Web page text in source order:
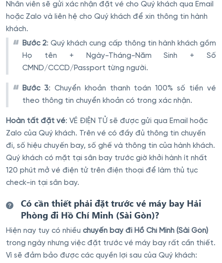
Nhân viên sẽ gửi xác nhận đặt vé cho Quý khách qua Email
hoặc Zalo và liên hệ cho Quý khách để xin thông tin hành
khách.
Bước 2: Quý khách cung cấp thông tin hành khách gồm
Họ tên + Ngày-Tháng-Năm Sinh + Số
CMND/CCCD/Passport từng người.
Bước 3: Chuyển khoản thanh toán 100% số tiền vé
theo thông tin chuyển khoản có trong xác nhận.
Hoàn tất đặt vé: VÉ ĐIỆN TỬ sẽ được gửi qua Email hoặc
Zalo của Quý khách. Trên vé có đầy đủ thông tin chuyến
đi, số hiệu chuyến bay, số ghế và thông tin của hành khách.
Quý khách có mặt tại sân bay trước giờ khởi hành ít nhất
120 phút mở vé điện tử trên điện thoại để làm thủ tục
check-in tại sân bay.
Có cần thiết phải đặt trước vé máy bay Hải
Phòng đi Hồ Chí Minh (Sài Gòn)?
Hiện nay tuy có nhiều chuyến bay đi Hồ Chí Minh (Sài Gòn)
trong ngày nhưng việc đặt trước vé máy bay rất cần thiết.
Vì sẽ đảm bảo được các quyền lợi sau của Quý khách: